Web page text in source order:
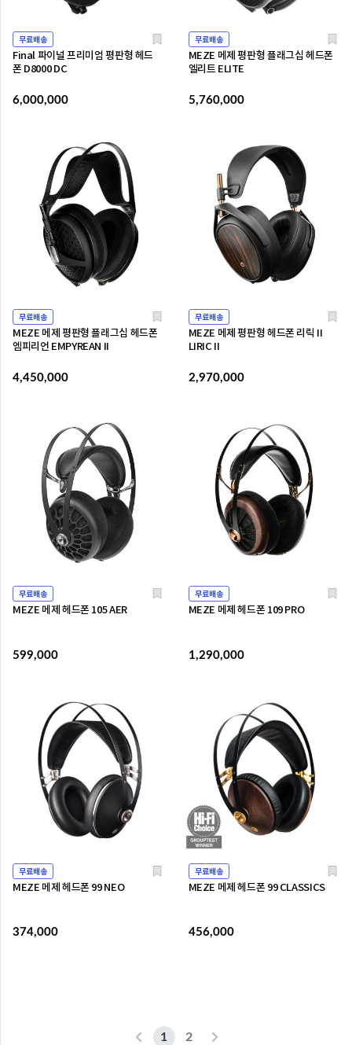
무료배송
Final 파이널 프리미엄 평판형 헤드
폰 D8000 DC
6,000,000
무료배송
MEZE 메제 평판형 플래그십 헤드폰
엘리트 ELITE
5,760,000
무료배송
MEZE 메제 평판형 플래그십 헤드폰
엠피리언 EMPYREAN II
4,450,000
무료배송
MEZE 메제 평판형 헤드폰 리릭 II
LIRIC II
2,970,000
무료배송
MEZE 메제 헤드폰 105 AER
599,000
무료배송
MEZE 메제 헤드폰 109 PRO
1,290,000
무료배송
MEZE 메제 헤드폰 99 NEO
374,000
무료배송
MEZE 메제 헤드폰 99 CLASSICS
456,000
1 2